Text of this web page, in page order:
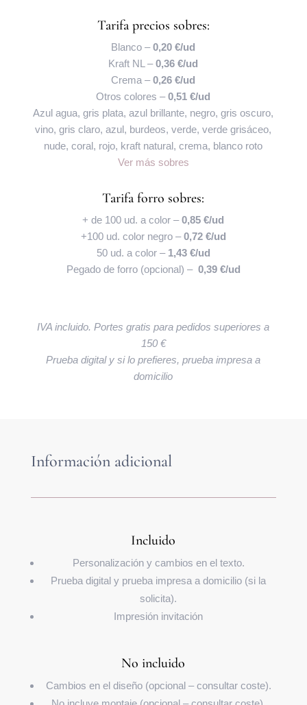
Tarifa precios sobres:
Blanco –0,20 €/ud
Kraft NL –0,36 €/ud
Crema –0,26 €/ud
Otros colores –0,51 €/ud
Azul agua, gris plata, azul brillante, negro, gris oscuro,
vino, gris claro, azul, burdeos, verde, verde grisáceo,
nude, coral, rojo, kraft natural, crema, blanco roto
Ver más sobres
Tarifa forro sobres:
+ de 100 ud. a color –0,85 €/ud
+100 ud. color negro –0,72 €/ud
50 ud. a color – 1,43 €/ud
Pegado de forro (opcional) – 0,39 €/ud
IVA incluido. Portes gratis para pedidos superiores a
150 €
Prueba digital y si lo prefieres, prueba impresa a
domicilio
Información adicional
Incluido
Personalización y cambios en el texto.
Prueba digital y prueba impresa a domicilio (si la
solicita).
Impresión invitación
No incluido
Cambios en el diseño (opcional – consultar coste).